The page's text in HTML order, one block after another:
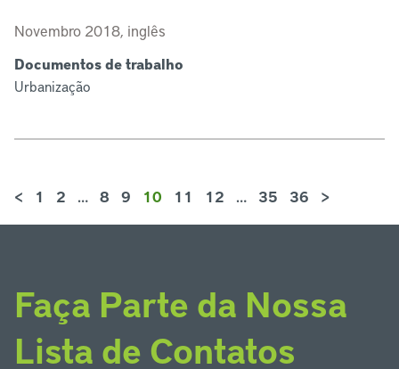
Novembro 2018, inglês
Documentos de trabalho
Urbanização
< 1 2 … 8 9 10 11 12 … 35 36 >
Faça Parte da Nossa
Lista de Contatos